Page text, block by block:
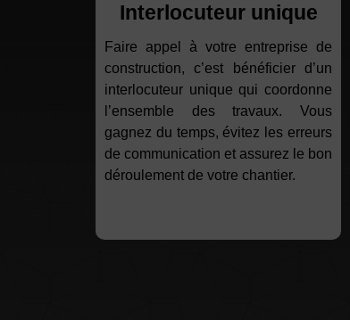
Interlocuteur unique
Faire appel à votre entreprise de
construction, c’est bénéficier d’un
interlocuteur unique qui coordonne
l’ensemble des travaux. Vous
gagnez du temps, évitez les erreurs
de communication et assurez le bon
déroulement de votre chantier.